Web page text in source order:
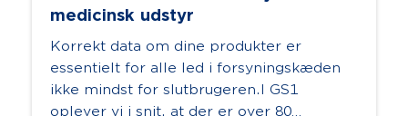
medicinsk udstyr
Korrekt data om dine produkter er
essentielt for alle led i forsyningskæden
ikke mindst for slutbrugeren.I GS1
oplever vi i snit, at der er over 80